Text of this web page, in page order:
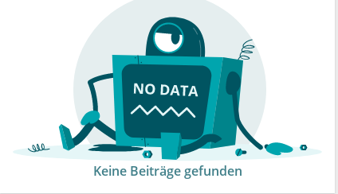
Keine Beiträge gefunden